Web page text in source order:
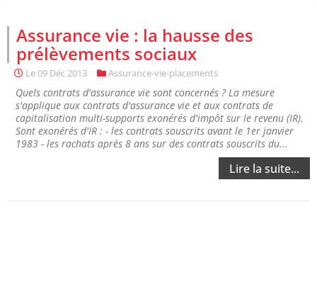
Assurance vie : la hausse des
prélèvements sociaux
Le09 Déc 2013 Assurance-vie-placements
Quels contrats d'assurance vie sont concernés ? La mesure
s'applique aux contrats d'assurance vie et aux contrats de
capitalisation multi-supports exonérés d'impôt sur le revenu (IR).
Sont exonérés d'IR : - les contrats souscrits avant le 1er janvier
1983 - les rachats après 8 ans sur des contrats souscrits du...
Lire la suite...